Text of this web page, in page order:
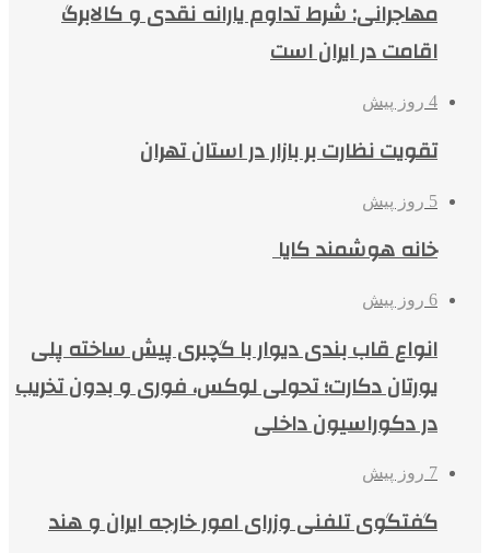
مهاجرانی: شرط تداوم یارانه نقدی و کالابرگ
اقامت در ایران است
4 روز پیش
تقویت نظارت بر بازار در استان تهران
5 روز پیش
خانه هوشمند کایا
6 روز پیش
انواع قاب بندی دیوار با گچبری پیش ساخته پلی
یورتان دکارت؛ تحولی لوکس، فوری و بدون تخریب
در دکوراسیون داخلی
7 روز پیش
گفتگوی تلفنی وزرای امور خارجه ایران و هند